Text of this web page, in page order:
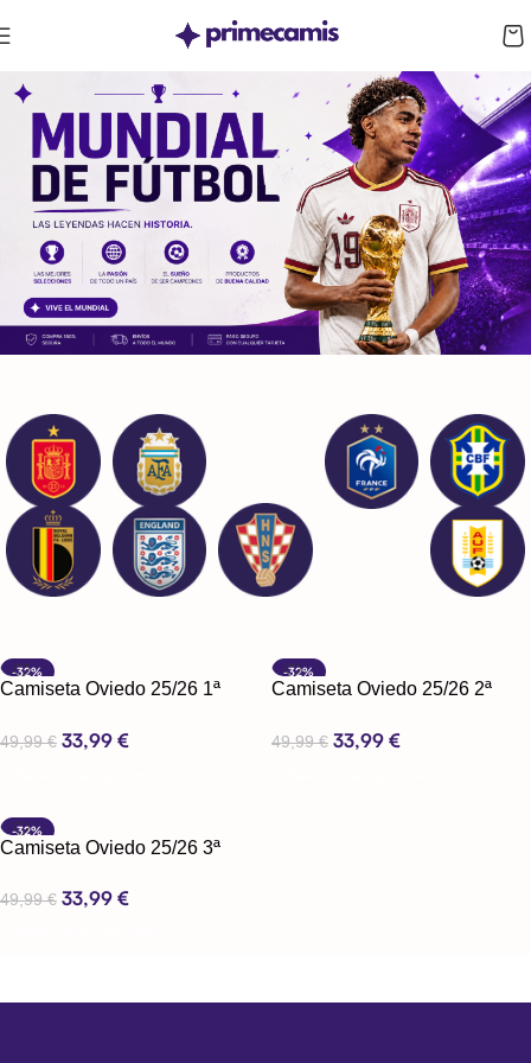
-32%
Camiseta Oviedo 25/26 1ª
49,99€ 33,99 €
-32%
Camiseta Oviedo 25/26 2ª
49,99€ 33,99 €
-32%
Camiseta Oviedo 25/26 3ª
49,99€ 33,99 €